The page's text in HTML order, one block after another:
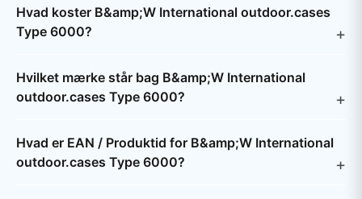
Hvad koster B&amp;W International outdoor.cases
Type 6000?
Hvilket mærke står bag B&amp;W International
outdoor.cases Type 6000?
Hvad er EAN / Produktid for B&amp;W International
outdoor.cases Type 6000?